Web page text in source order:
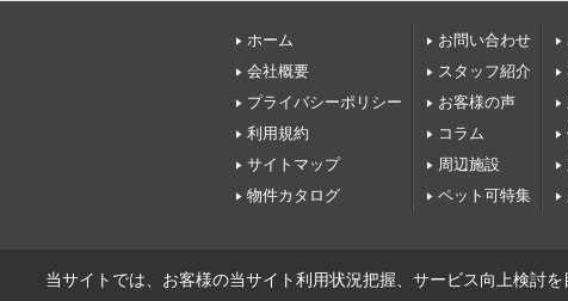
ホーム
会社概要
プライバシーポリシー
利用規約
サイトマップ
物件カタログ
お問い合わせ
スタッフ紹介
お客様の声
コラム
周辺施設
ペット可特集
当サイトでは、お客様の当サイト利用状況把握、サービス向上検討